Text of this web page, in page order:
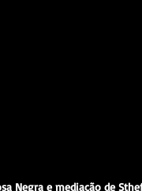
Negra e mediação de